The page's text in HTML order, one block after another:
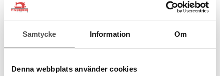
Samtycke Information Om
Denna webbplats använder cookies
Viktiga rekommendationer för användning
som en ren gripartråd (för loopers). Vid overlock eller
rullfåll träs den i den övre griparen (eller båda griparna
kedjegriparen för att ge en mjuk och stretchig baksida.